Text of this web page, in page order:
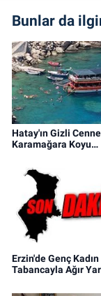
Bunlar da
Hatay'ın Gizli
Karamağara Koyu…
Erzin'de Genç Kadın
Tabancayla Ağır